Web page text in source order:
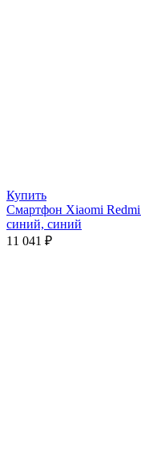
Купить
Смартфон Xiaomi
синий, синий
11 041 ₽